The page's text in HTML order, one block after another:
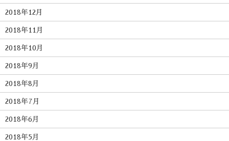
2018年12月
2018年11月
2018年10月
2018年9月
2018年8月
2018年7月
2018年6月
2018年5月